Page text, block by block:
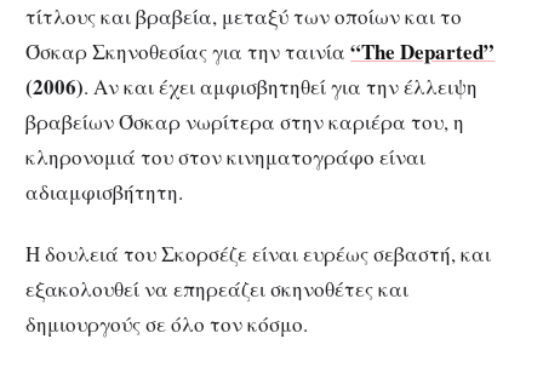
τίτλους και βραβεία, μεταξύ των οποίων και το
Όσκαρ Σκηνοθεσίας για την ταινία “The Departed”
(2006). Αν και έχει αμφισβητηθεί για την έλλειψη
βραβείων Όσκαρ νωρίτερα στην καριέρα του, η
κληρονομιά του στον κινηματογράφο είναι
αδιαμφισβήτητη.
Η δουλειά του Σκορσέζε είναι ευρέως σεβαστή, και
εξακολουθεί να επηρεάζει σκηνοθέτες και
δημιουργούς σε όλο τον κόσμο.